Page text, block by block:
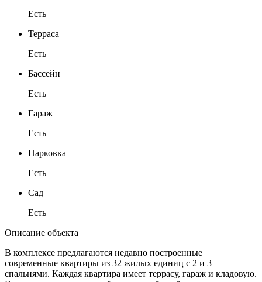
Есть
Терраса
Есть
Бассейн
Есть
Гараж
Есть
Парковка
Есть
Сад
Есть
Описание объекта
В комплексе предлагаются недавно построенные
современные квартиры из 32 жилых единиц с 2 и 3
спальнями. Каждая квартира имеет террасу, гараж и кладовую.